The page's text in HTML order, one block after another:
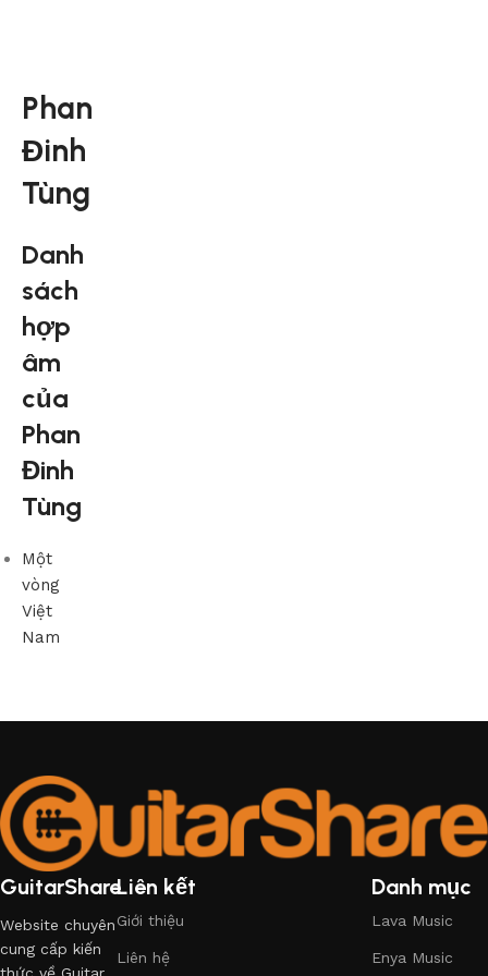
Phan
Đinh
Tùng
Danh
sách
hợp
âm
của
Phan
Đinh
Tùng
Một
vòng
Việt
Nam
GuitarShare
Website chuyên
cung cấp kiến
Liên kết
Giới thiệu
Liên hệ
Danh mục
Lava Music
Enya Music